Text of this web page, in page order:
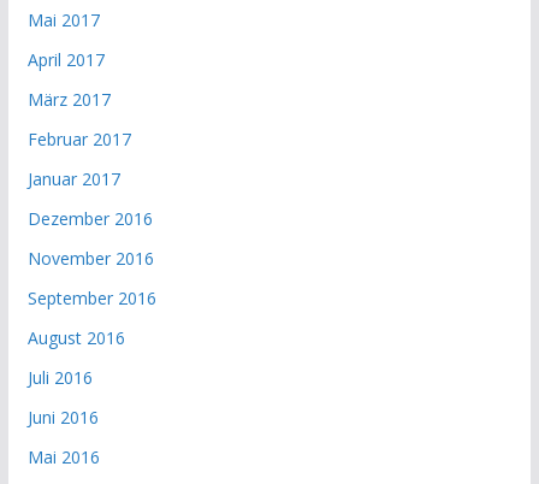
Mai 2017
April 2017
März 2017
Februar 2017
Januar 2017
Dezember 2016
November 2016
September 2016
August 2016
Juli 2016
Juni 2016
Mai 2016